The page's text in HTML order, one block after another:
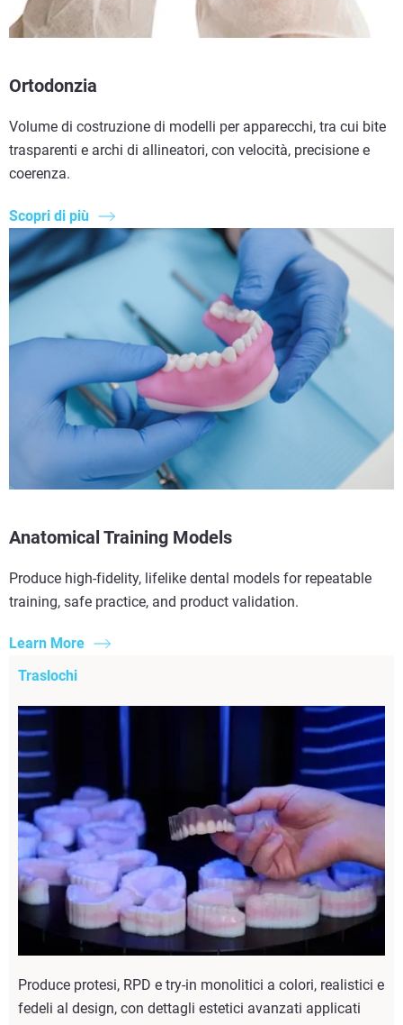
Ortodonzia
Volume di costruzione di modelli per apparecchi, tra cui bite
trasparenti e archi di allineatori, con velocità, precisione e
coerenza.
Scopri di più
Anatomical Training Models
Produce high-fidelity, lifelike dental models for repeatable
training, safe practice, and product validation.
Learn More
Traslochi
Produce protesi, RPD e try-in monolitici a colori, realistici e
fedeli al design, con dettagli estetici avanzati applicati